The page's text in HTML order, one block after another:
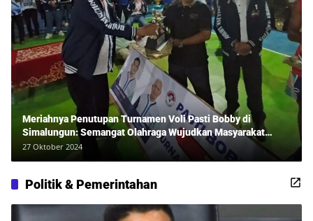
Meriahnya Penutupan Turnamen Voli Pasti Bobby di
Simalungun: Semangat Olahraga Wujudkan Masyarakat
Sehat Bersama Erwan Rozadi dan Ribuan Penonton!
27 Oktober 2024
Politik & Pemerintahan